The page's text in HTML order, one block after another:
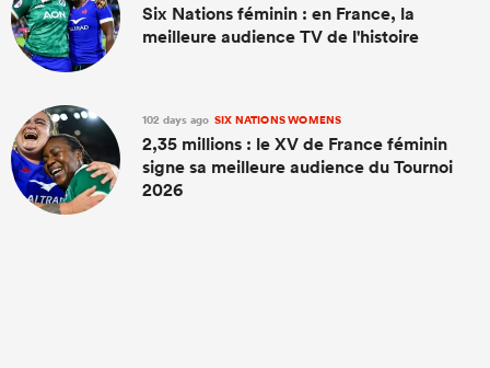
Six Nations féminin : en France, la
meilleure audience TV de l'histoire
102 days ago SIX NATIONS WOMENS
2,35 millions : le XV de France féminin
signe sa meilleure audience du Tournoi
2026